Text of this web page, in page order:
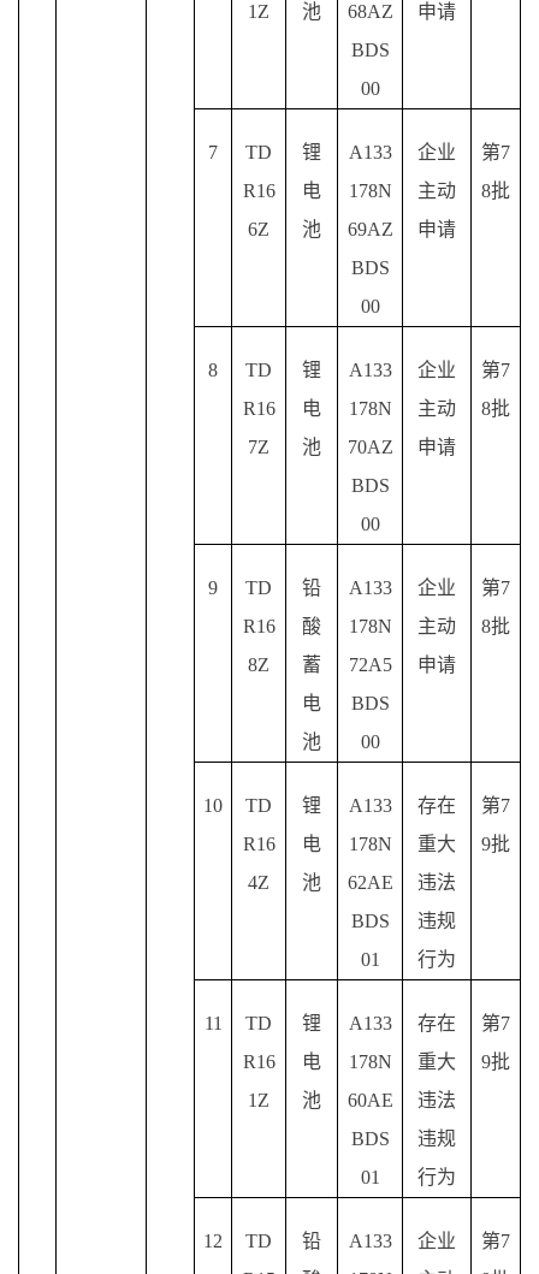
1Z
池
68AZ
BDS
00
申请
7
TD
R16
6Z
锂
电
池
A133
178N
69AZ
BDS
00
企业
主动
申请
第7
8批
8
TD
R16
7Z
锂
电
池
A133
178N
70AZ
BDS
00
企业
主动
申请
第7
8批
9
TD
R16
8Z
铅
酸
蓄
电
池
A133
178N
72A5
BDS
00
企业
主动
申请
第7
8批
10
TD
R16
4Z
锂
电
池
A133
178N
62AE
BDS
01
存在
重大
违法
违规
行为
第7
9批
11
TD
R16
1Z
锂
电
池
A133
178N
60AE
BDS
01
存在
重大
违法
违规
行为
第7
9批
12
TD
铅
A133
企业
第7